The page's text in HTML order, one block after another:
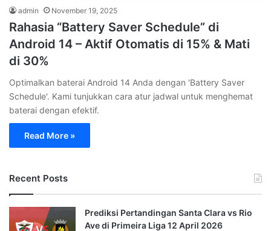
admin November 19, 2025
Rahasia “Battery Saver Schedule” di
Android 14 – Aktif Otomatis di 15% & Mati
di 30%
Optimalkan baterai Android 14 Anda dengan 'Battery Saver
Schedule'. Kami tunjukkan cara atur jadwal untuk menghemat
baterai dengan efektif.
Read More »
Recent Posts
Prediksi Pertandingan Santa Clara vs Rio
Ave di Primeira Liga 12 April 2026